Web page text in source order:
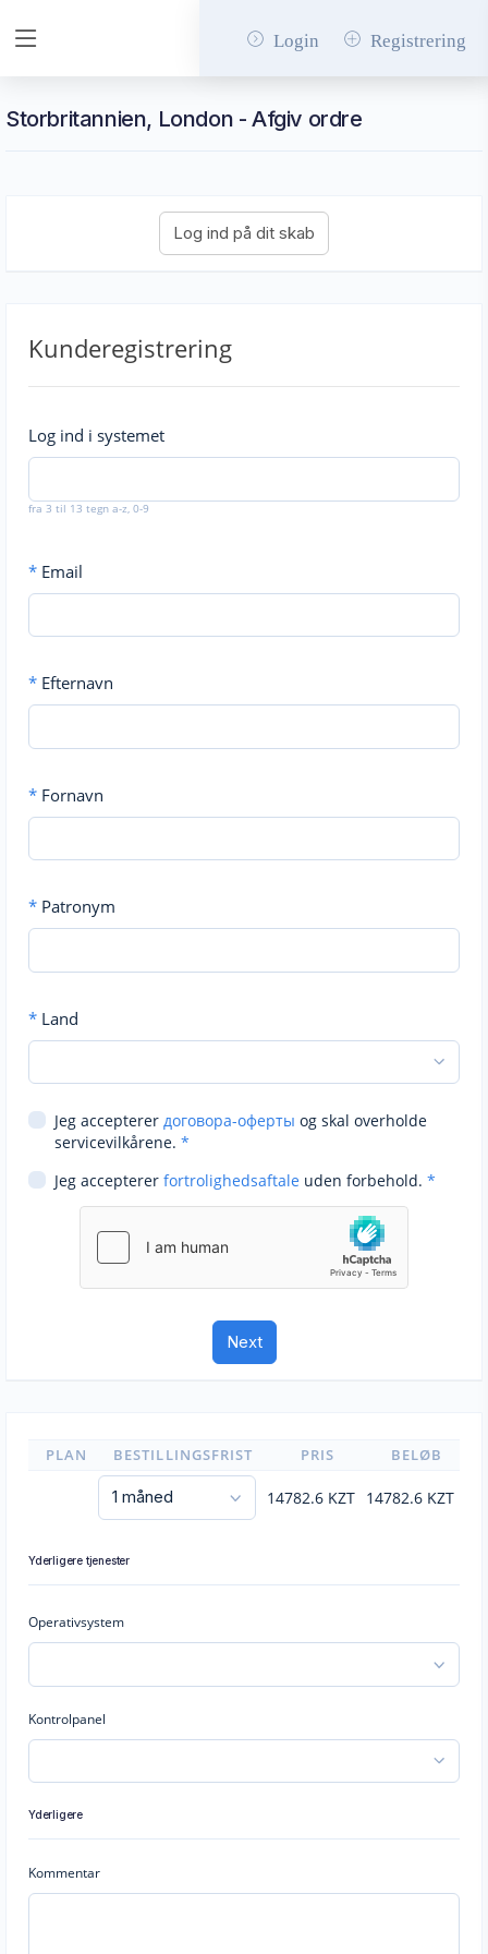
Login Registrering
Storbritannien, London - Afgiv ordre
Kunderegistrering
Log ind i systemet
fra 3 til 13 tegn a-z, 0-9
* Email
* Efternavn
* Fornavn
* Patronym
* Land
Jeg accepterer договора-оферты og skal overholde
servicevilkårene. *
Jeg accepterer fortrolighedsaftale uden forbehold. *
PLAN BESTILLINGSFRIST PRIS BELØB
14782.6 KZT 14782.6 KZT
Yderligere tjenester
Operativsystem
Kontrolpanel
Yderligere
Kommentar